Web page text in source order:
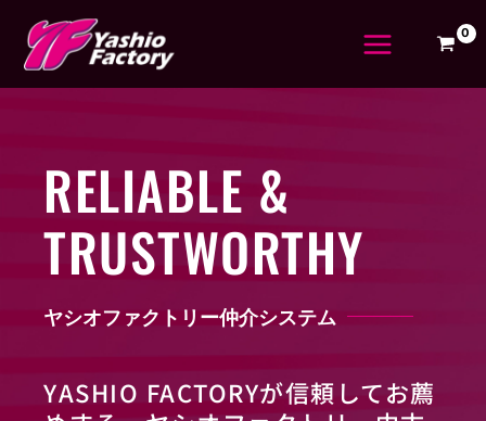
RELIABLE &
TRUSTWORTHY
ヤシオファクトリー仲介システム
YASHIO FACTORYが信頼してお薦